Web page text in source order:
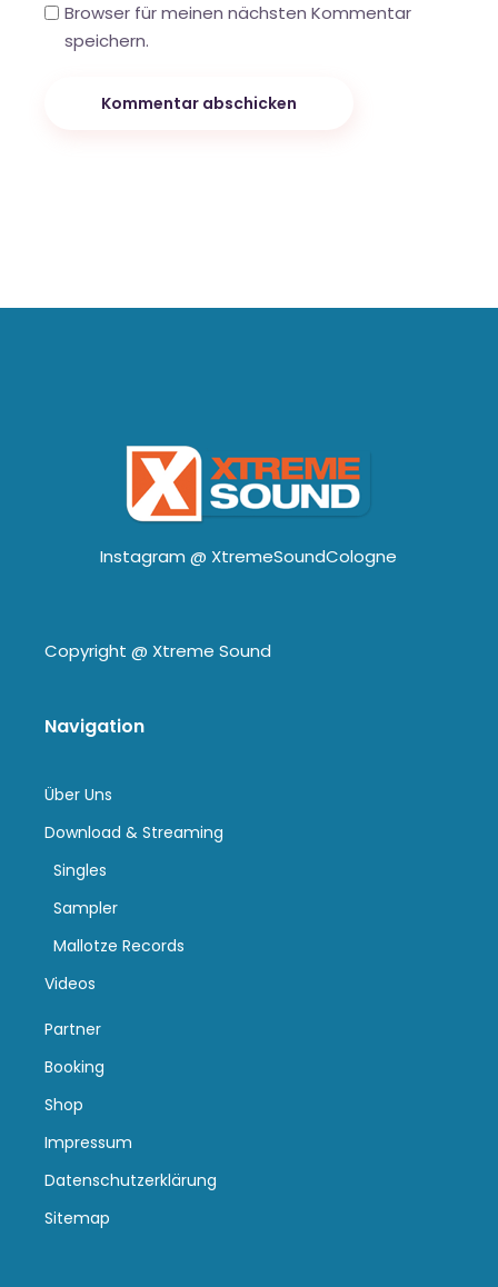
Browser für meinen nächsten Kommentar
speichern.
Kommentar abschicken
Instagram @ XtremeSoundCologne
Copyright @ Xtreme Sound
Navigation
Über Uns
Download & Streaming
Singles
Sampler
Mallotze Records
Videos
Partner
Booking
Shop
Impressum
Datenschutzerklärung
Sitemap